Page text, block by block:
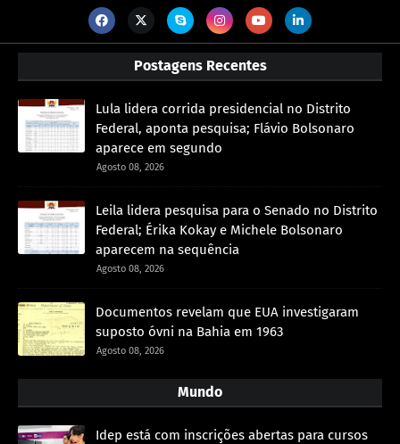
Postagens Recentes
Lula lidera corrida presidencial no Distrito
Federal, aponta pesquisa; Flávio Bolsonaro
aparece em segundo
Agosto 08, 2026
Leila lidera pesquisa para o Senado no Distrito
Federal; Érika Kokay e Michele Bolsonaro
aparecem na sequência
Agosto 08, 2026
Documentos revelam que EUA investigaram
suposto óvni na Bahia em 1963
Agosto 08, 2026
Mundo
Idep está com inscrições abertas para cursos